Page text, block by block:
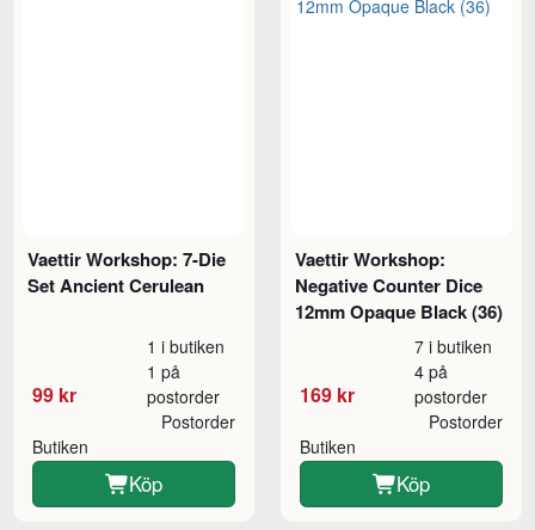
Vaettir Workshop: 7-Die
Set Ancient Cerulean
99 kr
1 i butiken
1 på
postorder
Butiken
Postorder
Köp
Vaettir Workshop:
Negative Counter Dice
12mm Opaque Black (36)
169 kr
7 i butiken
4 på
postorder
Butiken
Postorder
Köp